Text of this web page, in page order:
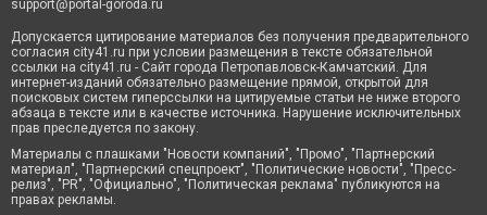
support@portal-goroda.ru
Допускается цитирование материалов без получения предварительного
согласия city41.ru при условии размещения в тексте обязательной
ссылки на city41.ru - Сайт города Петропавловск-Камчатский. Для
интернет-изданий обязательно размещение прямой, открытой для
поисковых систем гиперссылки на цитируемые статьи не ниже второго
абзаца в тексте или в качестве источника. Нарушение исключительных
прав преследуется по закону.
Материалы с плашками "Новости компаний", "Промо", "Партнерский
материал", "Партнерский спецпроект", "Политические новости", "Пресс-
релиз", "PR", "Официально", "Политическая реклама" публикуются на
правах рекламы.